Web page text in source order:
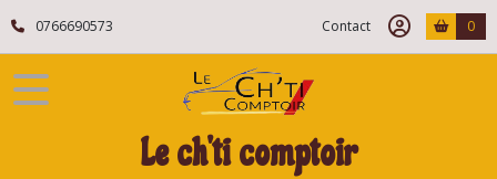
0766690573 Contact 0
Le ch'ti comptoir